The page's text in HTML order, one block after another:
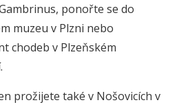
ponořte se do
muzeu v Plzni nebo
chodeb v Plzeňském
prožijete také v Nošovicích v